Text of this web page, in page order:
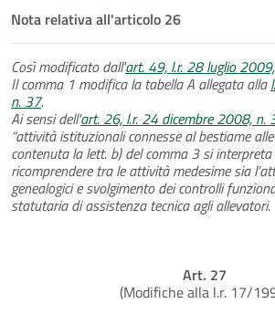
Nota relativa all'articolo 26
Così modificato dall'art. 49, l.r. 28 luglio
Il comma 1 modifica la tabella A allegata alla
n. 37.
Ai sensi dell'art. 26, l.r. 24 dicembre 2008, n.
“attività istituzionali connesse al bestiame
contenuta la lett. b) del comma 3 si
ricomprendere tra le attività medesime sia
genealogici e svolgimento dei controlli
statutaria di assistenza tecnica agli allevatori.
Art. 27
(Modifiche alla l.r. 17/